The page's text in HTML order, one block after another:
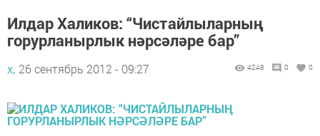
Илдар Халиков: “Чистайлыларның
горурланырлык нәрсәләре бар”
х, 26 сентябрь 2012 - 09:27 4248 0 0